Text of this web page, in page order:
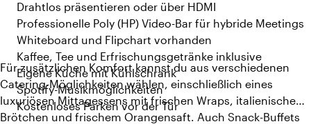
Drahtlos präsentieren oder über HDMI
Professionelle Poly (HP) Video-Bar für hybride Meetings
Whiteboard und Flipchart vorhanden
Kaffee, Tee und Erfrischungsgetränke inklusive
Eigene Küche mit Kühlschrank
Spotify-Musikmöglichkeiten
Kostenloses Parken vor der Tür
Für zusätzlichen Komfort kannst du aus verschiedenen
Catering-Möglichkeiten wählen, einschließlich eines
luxuriösen Mittagessens mit frischen Wraps, italienischen
Brötchen und frischem Orangensaft. Auch Snack-Buffets